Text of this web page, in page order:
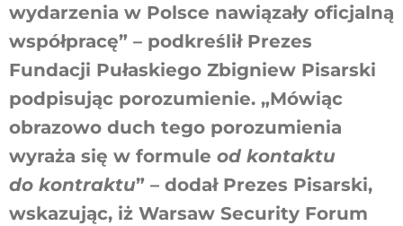
wydarzenia w Polsce nawiązały oficjalną
współpracę” – podkreślił Prezes
Fundacji Pułaskiego Zbigniew Pisarski
podpisując porozumienie. „Mówiąc
obrazowo duch tego porozumienia
wyraża się w formule od kontaktu
do kontraktu” – dodał Prezes Pisarski,
wskazując, iż Warsaw Security Forum